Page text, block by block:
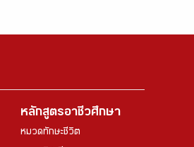
หลักสูตรอาชีวศึกษา
หมวดทักษะชีวิต